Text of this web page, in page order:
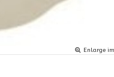
Enlarge